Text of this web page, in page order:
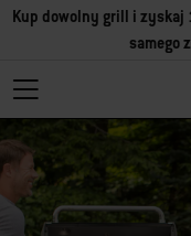
Kup dowolny grill i zyskaj
samego